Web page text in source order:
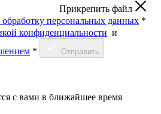
Прикрепить файл
обработку персональных данных *
конфиденциальности и
*
Отправить
с вами в ближайшее время